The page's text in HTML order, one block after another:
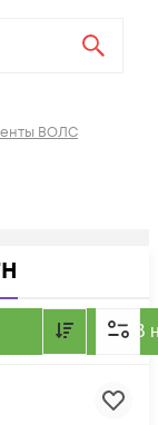
ВОЛС
В